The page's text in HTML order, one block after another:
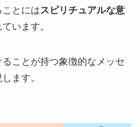
とにはスピリチュアルな意
います。
ことが持つ象徴的なメッセ
ます。